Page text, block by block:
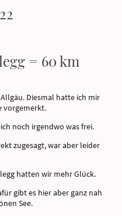
= 60 km
Diesmal hatte ich mir
vorgemerkt.
noch irgendwo was frei.
zugesagt, war aber leider
hatten wir mehr Glück.
gibt es hier aber ganz nah
See.